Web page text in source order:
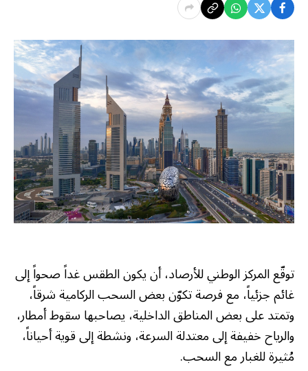
توقّع المركز الوطني للأرصاد، أن يكون الطقس غداً صحواً إلى
غائم جزئياً، مع فرصة تكوّن بعض السحب الركامية شرقاً،
وتمتد على بعض المناطق الداخلية، يصاحبها سقوط أمطار،
والرياح خفيفة إلى معتدلة السرعة، ونشطة إلى قوية أحياناً،
مُثيرة للغبار مع السحب.